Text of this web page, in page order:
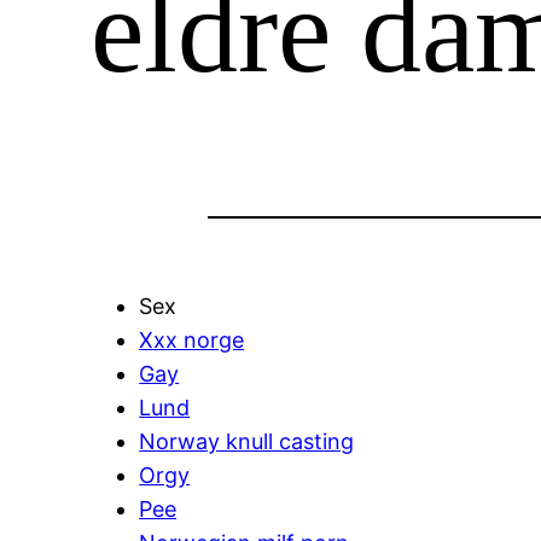
eldre
Sex
Xxx norge
Gay
Lund
Norway knull casting
Orgy
Pee